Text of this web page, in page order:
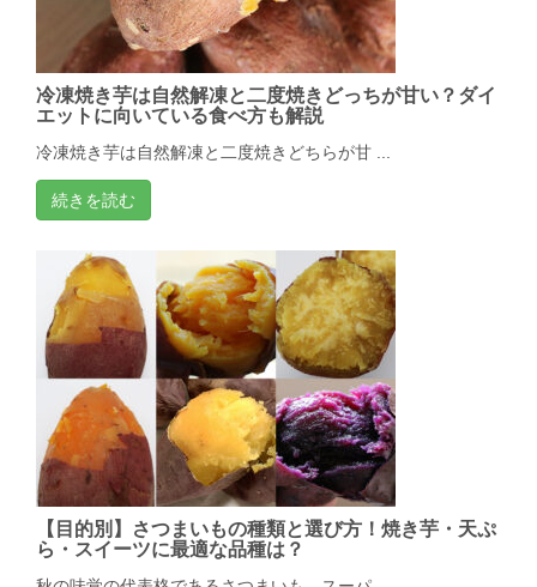
冷凍焼き芋は自然解凍と二度焼きどっちが甘い？ダイ
エットに向いている食べ方も解説
冷凍焼き芋は自然解凍と二度焼きどちらが甘 ...
続きを読む
【目的別】さつまいもの種類と選び方！焼き芋・天ぷ
ら・スイーツに最適な品種は？